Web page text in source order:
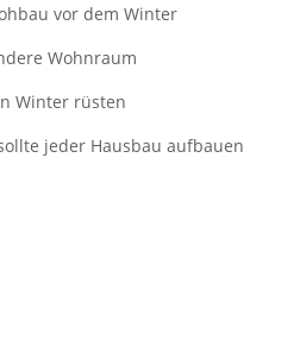
vor dem Winter
Wohnraum
Winter rüsten
jeder Hausbau aufbauen